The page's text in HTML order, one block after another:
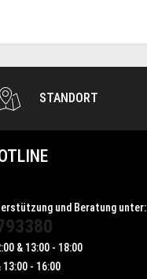
STANDORT
und Beratung unter:
& 13:00 - 18:00
13:00 - 16:00